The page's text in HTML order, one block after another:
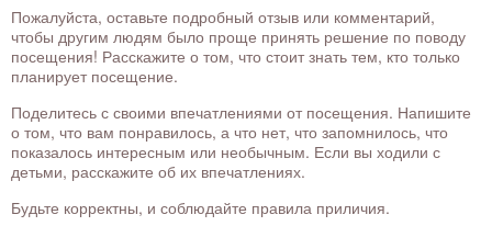
Пожалуйста, оставьте подробный отзыв или комментарий,
чтобы другим людям было проще принять решение по поводу
посещения! Расскажите о том, что стоит знать тем, кто только
планирует посещение.
Поделитесь с своими впечатлениями от посещения. Напишите
о том, что вам понравилось, а что нет, что запомнилось, что
показалось интересным или необычным. Если вы ходили с
детьми, расскажите об их впечатлениях.
Будьте корректны, и соблюдайте правила приличия.